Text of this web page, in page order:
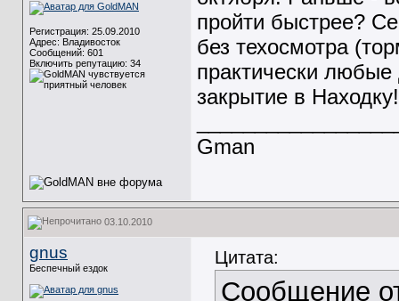
Регистрация: 25.09.2010
Адрес: Владивосток
Сообщений: 601
Включить репутацию: 34
пройти быстрее?
без техосмотра
практически любые
закрытие в Находку!
Gman
03.10.2010
gnus
Беспечный ездок
Цитата:
Сообщение